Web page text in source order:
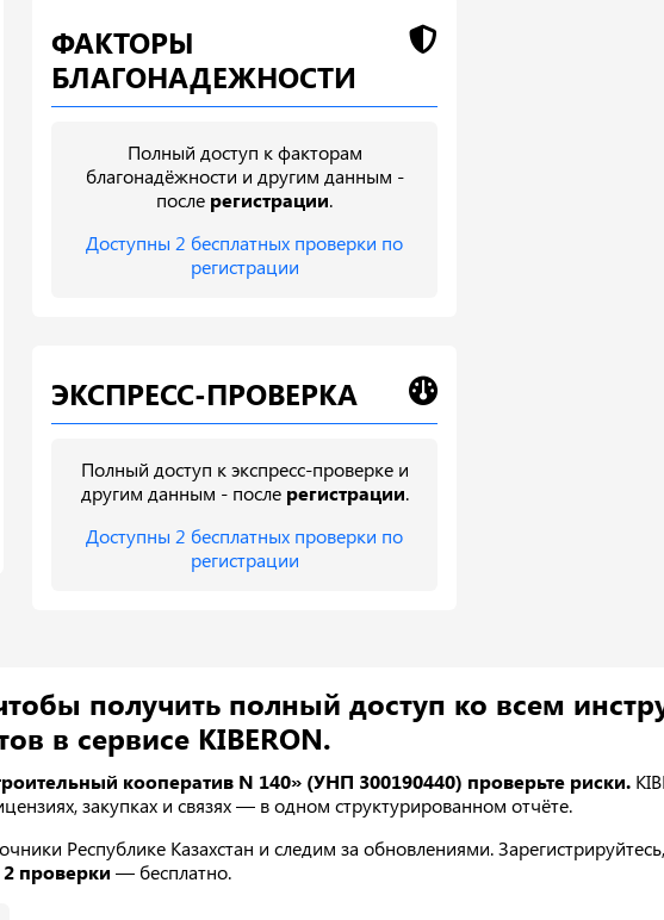
ФАКТОРЫ
БЛАГОНАДЕЖНОСТИ
Полный доступ к факторам
благонадёжности и другим данным -
после регистрации.
Доступны 2 бесплатных проверки по
регистрации
ЭКСПРЕСС-ПРОВЕРКА
Полный доступ к экспресс-проверке и
другим данным - после регистрации.
Доступны 2 бесплатных проверки по
регистрации
получить полный доступ ко всем
в сервисе KIBERON.
кооператив N 140» (УНП 300190440) проверьте риски.
закупках и связях — в одном структурированном отчёте.
Республике Казахстан и следим за обновлениями.
проверки — бесплатно.